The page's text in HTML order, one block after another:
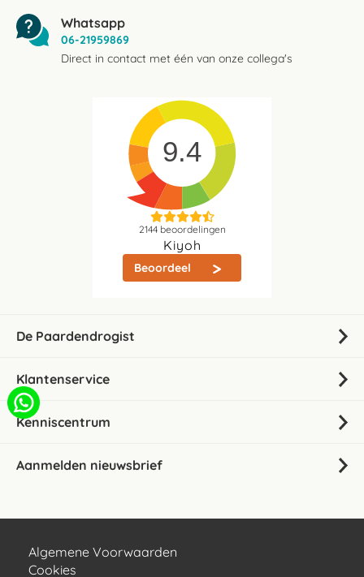
Whatsapp
06-21959869
Direct in contact met één van onze collega's
9.4
2144beoordelingen
Kiyoh
Beoordeel
De Paardendrogist
Klantenservice
Kenniscentrum
Aanmelden nieuwsbrief
Algemene Voorwaarden
Cookies